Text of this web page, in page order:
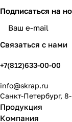
Подписаться на
Связаться с нами
+7(812)633-00-00
info@skrap.ru
Санкт-Петербург,
Продукция
Компания